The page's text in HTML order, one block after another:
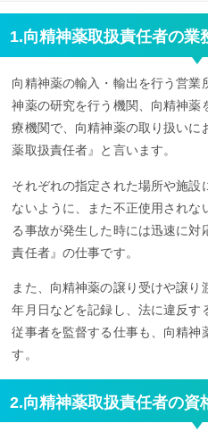
1.向精神薬取扱責任者の業
向精神薬の輸入・輸出を行う営業
神薬の研究を行う機関、向精神薬
療機関で、向精神薬の取り扱いに
薬取扱責任者』と言います。
それぞれの指定された場所や施設
ないように、また不正使用されな
る事故が発生した時には迅速に対
責任者』の仕事です。
また、向精神薬の譲り受けや譲り
年月日などを記録し、法に違反す
従事者を監督する仕事も、向精神
す。
2.向精神薬取扱責任者の資